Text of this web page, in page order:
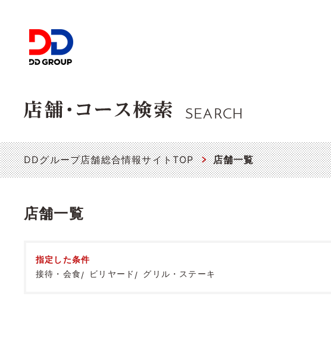
SEARCH
DDグループ店舗総合情報サイトTOP 店舗一覧
店舗一覧
指定した条件
接待・会食
ビリヤード グリル・ステーキ